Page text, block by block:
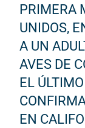
PRIMERA
UNIDOS,
A UN
AVES DE
EL
EN